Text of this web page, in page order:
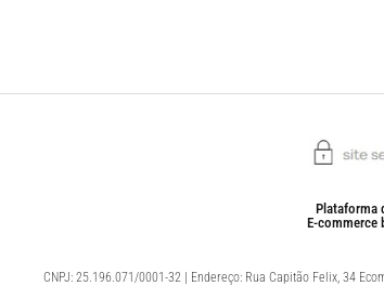
Plataforma
E-commerce
CNPJ: 25.196.071/0001-32 | Endereço: Rua Capitão Felix, 34